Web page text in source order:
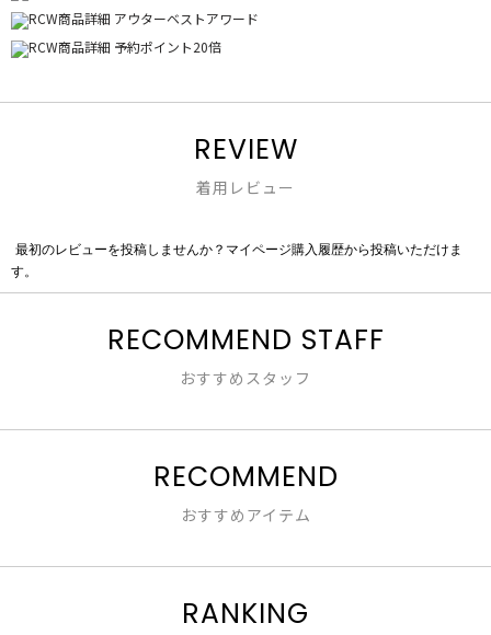
REVIEW
着用レビュー
評
価
最初のレビューを投稿しませんか？マイページ購入履歴から投稿いただけま
す。
RECOMMEND STAFF
おすすめスタッフ
RECOMMEND
おすすめアイテム
RANKING